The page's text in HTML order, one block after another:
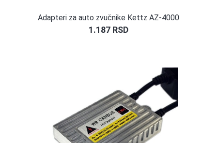
Adapteri za auto zvučnike Kettz AZ-4000
1.187 RSD